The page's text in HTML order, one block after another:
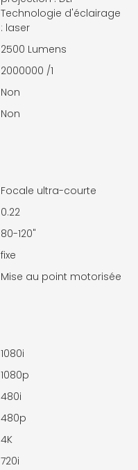
Technologie d'éclairage
: laser
2500 Lumens
2000000 /1
Non
Non
Focale ultra-courte
0.22
80-120"
fixe
Mise au point motorisée
1080i
1080p
480i
480p
4K
720i